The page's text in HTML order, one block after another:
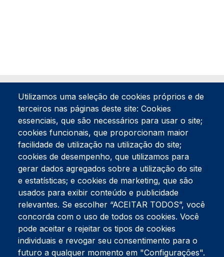
Tel:234 390 100Fax:234 390 100
Endereço Postal
Apartado 42
Rua Gil Eanes 31
3834-908 Gafanha da Nazaré
Estúdios
Rua Prior Guerra
Edifício do Centro Cultural da Gafanha da Nazaré
3830-556 Gafanha da Nazaré
Utilizamos uma seleção de cookies próprios e de
terceiros nas páginas deste site: Cookies
essenciais, que são necessários para usar o site;
cookies funcionais, que proporcionam maior
facilidade de utilização na utilização do site;
cookies de desempenho, que utilizamos para
gerar dados agregados sobre a utilização do site
e estatísticas; e cookies de marketing, que são
usados para exibir conteúdo e publicidade
relevantes. Se escolher “ACEITAR TODOS”, você
concorda com o uso de todos os cookies. Você
pode aceitar e rejeitar os tipos de cookies
individuais e revogar seu consentimento para o
futuro a qualquer momento em "Configurações".